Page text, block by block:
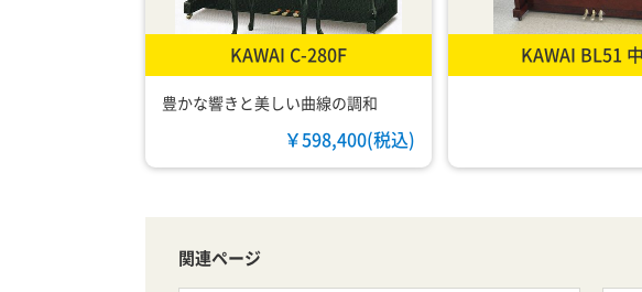
KAWAI C-280F
豊かな響きと美しい曲線の調和
￥598,400(税込)
KAWAI BL51
関連ページ